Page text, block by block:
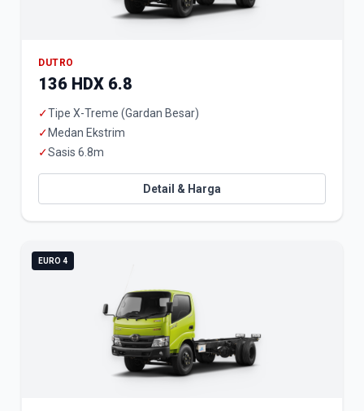
DUTRO
136 HDX 6.8
✓Tipe X-Treme (Gardan Besar)
✓ Medan Ekstrim
✓Sasis 6.8m
Detail & Harga
EURO 4